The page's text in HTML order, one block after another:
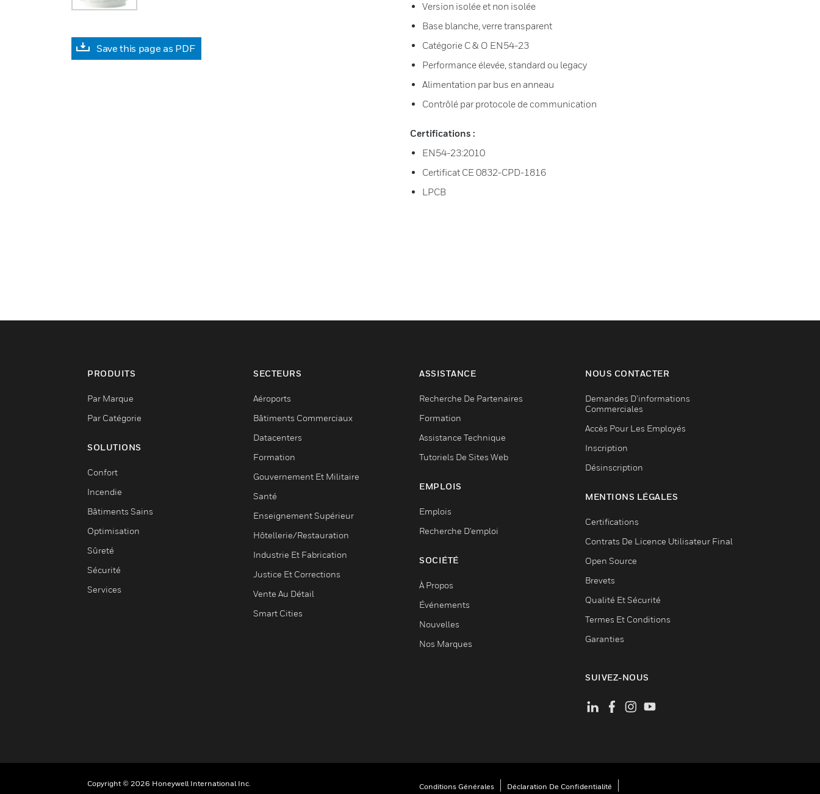
Save this page as PDF
Version isolée et non isolée
Base blanche, verre transparent
Catégorie C & O EN54-23
Performance élevée, standard ou legacy
Alimentation par bus en anneau
Contrôlé par protocole de communication
Certifications :
EN54-23:2010
Certificat CE 0832-CPD-1816
LPCB
PRODUITS
Par Marque
Par Catégorie
SOLUTIONS
Confort
Incendie
Bâtiments Sains
Optimisation
Sûreté
Sécurité
Services
SECTEURS
Aéroports
Bâtiments Commerciaux
Datacenters
Formation
Gouvernement Et Militaire
Santé
Enseignement Supérieur
Hôtellerie/Restauration
Industrie Et Fabrication
Justice Et Corrections
Vente Au Détail
Smart Cities
ASSISTANCE
Recherche De Partenaires
Formation
Assistance Technique
Tutoriels De Sites Web
EMPLOIS
Emplois
Recherche D'emploi
SOCIÉTÉ
À Propos
Événements
Nouvelles
Nos Marques
NOUS CONTACTER
Demandes D’informations
Commerciales
Accès Pour Les Employés
Inscription
Désinscription
MENTIONS LÉGALES
Certifications
Contrats De Licence Utilisateur Final
Open Source
Brevets
Qualité Et Sécurité
Termes Et Conditions
Garanties
SUIVEZ-NOUS
Copyright © 2026 Honeywell International Inc. Conditions Générales Déclaration De Confidentialité